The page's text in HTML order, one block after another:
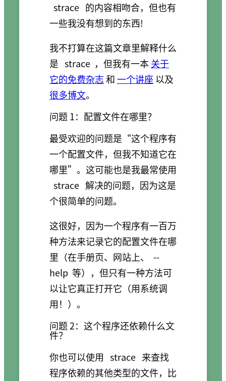
strace 的内容相吻合，但也有
一些我没有想到的东西!
我不打算在这篇文章里解释什么
是 strace ，但我有一本关于
它的免费杂志和一个讲座 以及
很多博文。
问题 1：配置文件在哪里？
最受欢迎的问题是“这个程序有
一个配置文件，但我不知道它在
哪里”。这可能也是我最常使用
strace 解决的问题，因为这是
个很简单的问题。
这很好，因为一个程序有一百万
种方法来记录它的配置文件在哪
里（在手册页、网站上、
--
help 等），但只有一种方法可
以让它真正打开它（用系统调
用！）。
问题 2：这个程序还依赖什么文
件？
你也可以使用 strace 来查找
程序依赖的其他类型的文件，比